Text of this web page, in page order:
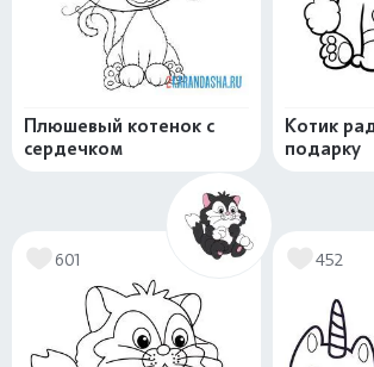
Плюшевый котенок с
сердечком
Котик
подарку
601 452